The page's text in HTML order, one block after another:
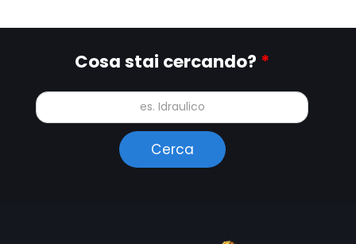
Cosa stai cercando? *